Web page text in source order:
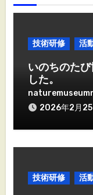
技術研修 活
いのちのた
した。
2026年2月25
技術研修 活